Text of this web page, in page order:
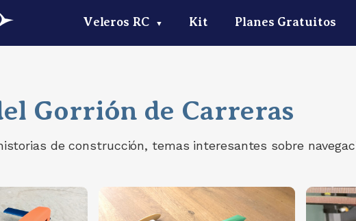
Veleros RC ▼ Kit Planes Gratuitos
Gorrión de Carreras
de construcción, temas interesantes sobre